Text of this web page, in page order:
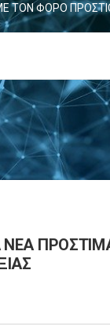
ΤΟΝ ΦΟΡΟ
ΝΕΑ